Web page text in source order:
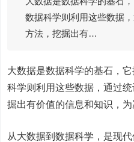
数据科学则利用这些数据
方法，挖掘出有…
大数据是数据科学的基石，
科学则利用这些数据，通过
掘出有价值的信息和知识，为
从大数据到数据科学，是现